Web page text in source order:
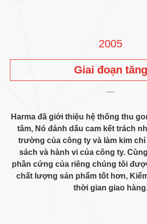
2005
Giai đoạn tăng
Harma đã giới thiệu hệ thống thu
tâm, Nó đánh dấu cam kết trách
trường của công ty và làm kim
sách và hành vi của công ty.
phần cứng của riêng chúng tôi
chất lượng sản phẩm tốt hơn,
thời gian giao